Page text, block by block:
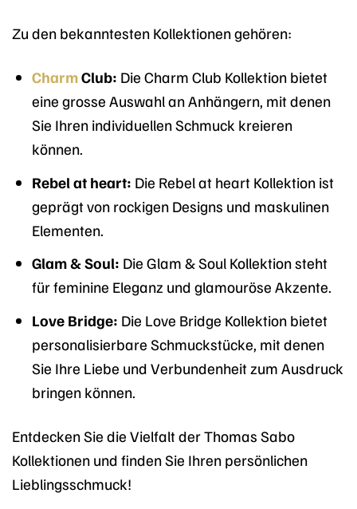
Zu den bekanntesten Kollektionen gehören:
CharmClub: Die Charm Club Kollektion bietet
eine grosse Auswahl an Anhängern, mit denen
Sie Ihren individuellen Schmuck kreieren
können.
Rebel at heart: Die Rebel at heart Kollektion ist
geprägt von rockigen Designs und maskulinen
Elementen.
Glam & Soul: Die Glam & Soul Kollektion steht
für feminine Eleganz und glamouröse Akzente.
Love Bridge: Die Love Bridge Kollektion bietet
personalisierbare Schmuckstücke, mit denen
Sie Ihre Liebe und Verbundenheit zum Ausdruck
bringen können.
Entdecken Sie die Vielfalt der Thomas Sabo
Kollektionen und finden Sie Ihren persönlichen
Lieblingsschmuck!